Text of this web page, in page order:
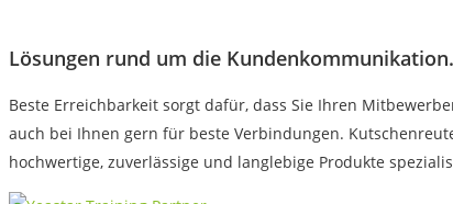
Lösungen rund um die Kundenkommunikation.
Beste Erreichbarkeit sorgt dafür, dass Sie Ihren
auch bei Ihnen gern für beste Verbindungen.
hochwertige, zuverlässige und langlebige Produkte